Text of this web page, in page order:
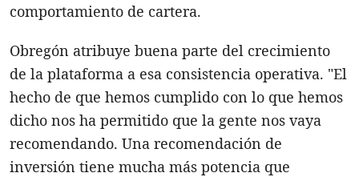
comportamiento de cartera.
Obregón atribuye buena parte del crecimiento
de la plataforma a esa consistencia operativa. "El
hecho de que hemos cumplido con lo que hemos
dicho nos ha permitido que la gente nos vaya
recomendando. Una recomendación de
inversión tiene mucha más potencia que